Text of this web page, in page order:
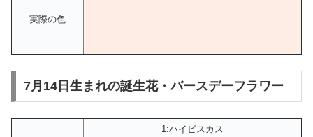
実際の色
7月14日生まれの誕生花・バースデーフラワー
1:ハイビスカス